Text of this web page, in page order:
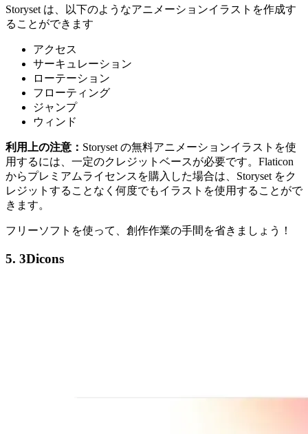
Storyset は、以下のようなアニメーションイラストを作成す
ることができます
アクセス
サーキュレーション
ローテーション
フローティング
ジャンプ
ウィンド
利用上の注意： Storyset の無料アニメーションイラストを使
用するには、一定のクレジットベースが必要です。Flaticon
からプレミアムライセンスを購入した場合は、Storyset をク
レジットすることなく何度でもイラストを使用することがで
きます。
フリーソフトを使って、創作作業の手間を省きましょう！
5. 3Dicons